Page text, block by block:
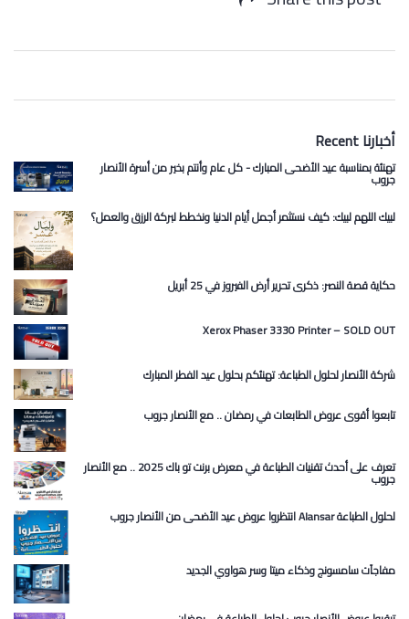
Recent أخبارنا
تهنئة بمناسبة عيد الأضحى المبارك - كل عام وأنتم بخير من أسرة الأنصار
جروب
لبيك اللهم لبيك: كيف نستثمر أجمل أيام الدنيا ونخطط لبركة الرزق والعمل؟
حكاية قصة النصر: ذكرى تحرير أرض الفيروز في 25 أبريل
Xerox Phaser 3330 Printer – SOLD OUT
شركة الأنصار لحلول الطباعة: تهنئكم بحلول عيد الفطر المبارك
تابعوا أقوى عروض الطابعات في رمضان .. مع الأنصار جروب
تعرف على أحدث تقنيات الطباعة في معرض برنت تو باك 2025 .. مع الأنصار
جروب
انتظروا عروض عيد الأضحى من الأنصار جروب Alansar لحلول الطباعة
مفاجآت سامسونج وذكاء ميتا وسر هواوي الجديد